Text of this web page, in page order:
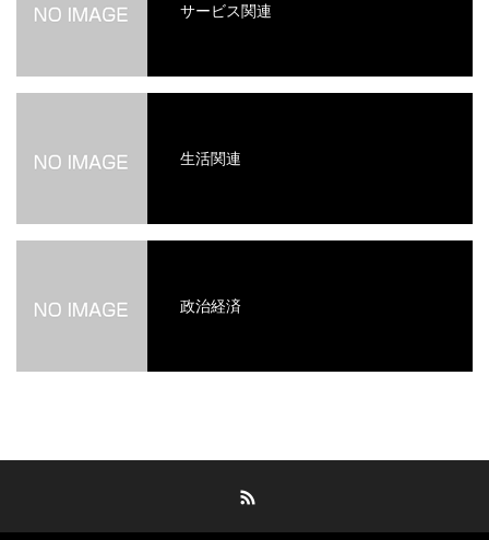
サービス関連
生活関連
政治経済